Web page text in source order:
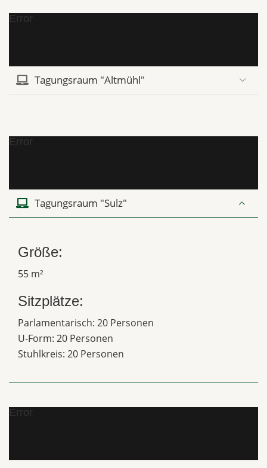
Error
Tagungsraum "Altmühl"
Error
Tagungsraum "Sulz"
Größe:
55 m²
Sitzplätze:
Parlamentarisch: 20 Personen
U-Form: 20 Personen
Stuhlkreis: 20 Personen
Error